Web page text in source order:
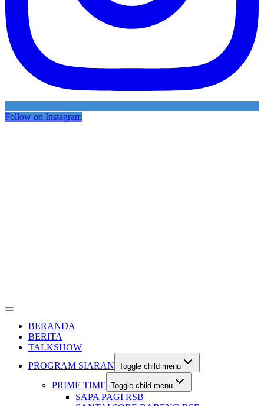
Follow on Instagram
BERANDA
BERITA
TALKSHOW
PROGRAM SIARAN Toggle child menu
PRIME TIME Toggle child menu
SAPA PAGI RSB